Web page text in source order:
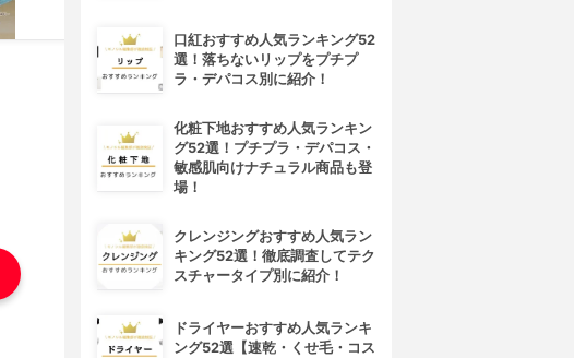
口紅おすすめ人気ランキング52
選！落ちないリップをプチプ
ラ・デパコス別に紹介！
化粧下地おすすめ人気ランキン
グ52選！プチプラ・デパコス・
敏感肌向けナチュラル商品も登
場！
クレンジングおすすめ人気ラン
キング52選！徹底調査してテク
スチャータイプ別に紹介！
ドライヤーおすすめ人気ランキ
ング52選【速乾・くせ毛・コス